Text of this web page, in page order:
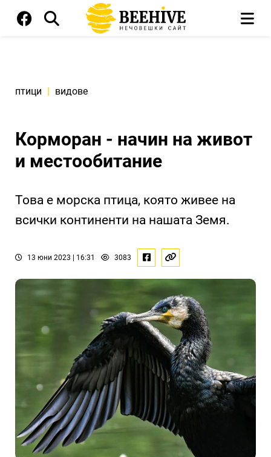
птици | видове
Корморан - начин на живот
и местообитание
Това е морска птица, която живее на
всички континенти на нашата Земя.
13 юни 2023 | 16:31 3083